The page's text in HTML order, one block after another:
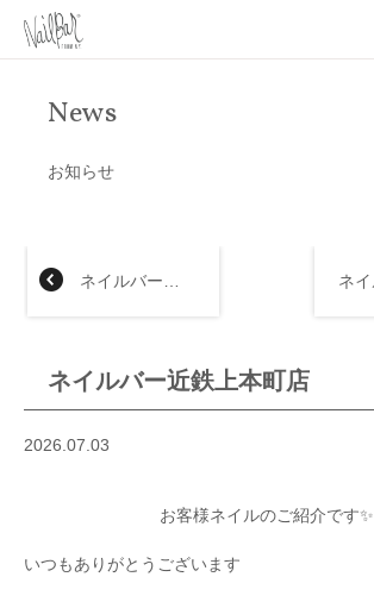
News
お知らせ
ネイルバー近鉄上本町店
2026.07.03
お客様ネイルのご紹介です✨
いつもありがとうございます